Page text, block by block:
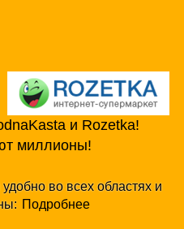
и Rozetka!
миллионы!
во всех областях и
Подробнее